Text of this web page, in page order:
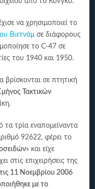
να χρησιμοποιεί το
Βιετνάμσε διάφορους
το C-47 σε
του 1940 και 1950.
σε πτητική
Τακτικών
τα τρία εναπομείναντα
92622, φέρει το
» και είχε
στις επιχειρήσεις της
11 Νοεμβρίου 2006
με το